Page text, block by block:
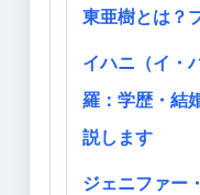
東亜樹とは？
イハニ（イ・
羅：学歴・結
説します
ジェニファー